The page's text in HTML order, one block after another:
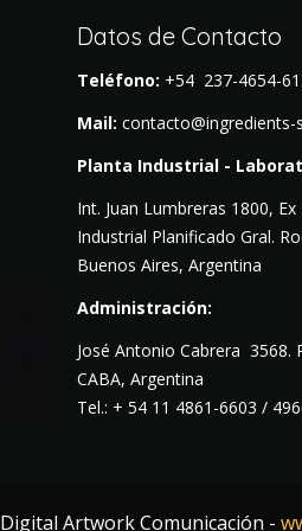
Datos de Contacto
Teléfono: +54 237-4654-
Mail:
Planta Industrial -
Int. Juan Lumbreras 1800,
Industrial Planificado Gral.
Buenos Aires, Argentina
Administración:
José Antonio Cabrera 3568.
CABA, Argentina
Tel.: + 54 11 4861-6603 /
Digital Artwork Comunicación -